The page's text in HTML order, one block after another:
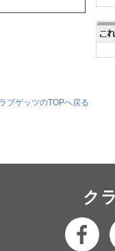
ブゲッツのTOPへ戻る
ク